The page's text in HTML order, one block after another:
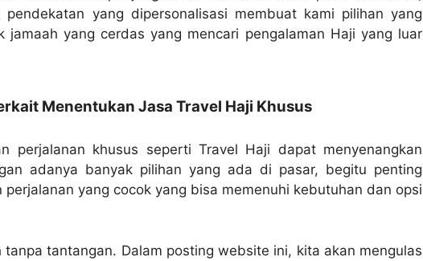
yang dipersonalisasi membuat kami pilihan yang
jamaah yang cerdas yang mencari pengalaman Haji yang luar
Menentukan Jasa Travel Haji Khusus
perjalanan khusus seperti Travel Haji dapat menyenangkan
adanya banyak pilihan yang ada di pasar, begitu penting
yang cocok yang bisa memenuhi kebutuhan dan opsi
tantangan. Dalam posting website ini, kita akan mengulas